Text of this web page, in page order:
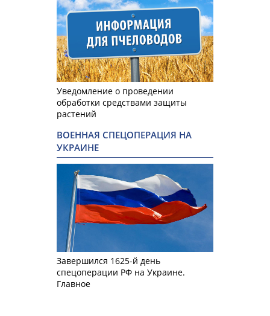
Уведомление о проведении
обработки средствами защиты
растений
ВОЕННАЯ СПЕЦОПЕРАЦИЯ НА
УКРАИНЕ
Завершился 1625-й день
спецоперации РФ на Украине.
Главное